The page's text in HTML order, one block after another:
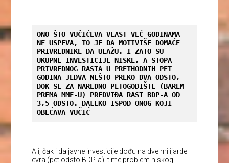
ONO ŠTO VUČIĆEVA VLAST VEĆ GODINAMA
NE USPEVA, TO JE DA MOTIVIŠE DOMAĆE
PRIVREDNIKE DA ULAŽU. I ZATO SU
UKUPNE INVESTICIJE NISKE, A STOPA
PRIVREDNOG RASTA U PRETHODNIH PET
GODINA JEDVA NEŠTO PREKO DVA ODSTO,
DOK SE ZA NAREDNO PETOGODIŠTE (BAREM
PREMA MMF-U) PREDVIĐA RAST BDP-A OD
3,5 ODSTO. DALEKO ISPOD ONOG KOJI
OBEĆAVA VUČIĆ
Ali, čak i da javne investicije dođu na dve milijarde
evra (pet odsto BDP-a), time problem niskog